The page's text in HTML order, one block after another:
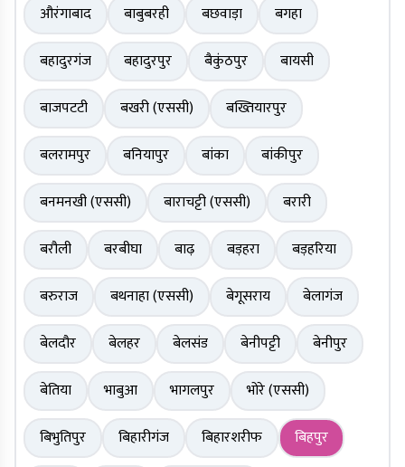
औरंगाबाद
बाबुबरही बछवाड़ा
बगहा
बहादुरगंज
बहादुरपुर बैकुंठपुर
बायसी
बाजपटटी
बखरी (एससी)
बख्तियारपुर
बलरामपुर
बनियापुर बांका
बांकीपुर
बनमनखी (एससी)
बाराचट्टी (एससी)
बरारी
बरौली
बरबीघा बाढ़ बड़हरा
बड़हरिया
बरुराज
बथनाहा (एससी) बेगूसराय
बेलागंज
बेलदौर
बेलहर बेलसंड बेनीपट्टी
बेनीपुर
बेतिया
भाबुआ भागलपुर
भोरे (एससी)
बिभुतिपुर
बिहारीगंज बिहारशरीफ
बिहपुर